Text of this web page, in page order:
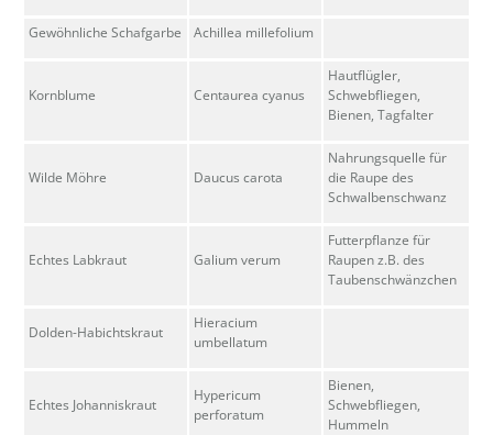
Gewöhnliche Schafgarbe Achillea millefolium
Kornblume Centaurea cyanus
Hautflügler,
Schwebfliegen,
Bienen, Tagfalter
Wilde Möhre Daucus carota
Nahrungsquelle für
die Raupe des
Schwalbenschwanz
Echtes Labkraut Galium verum
Futterpflanze für
Raupen z.B. des
Taubenschwänzchen
Dolden-Habichtskraut
Hieracium
umbellatum
Echtes Johanniskraut
Hypericum
perforatum
Bienen,
Schwebfliegen,
Hummeln